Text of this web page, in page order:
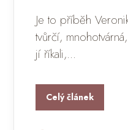
Je to příběh
tvůrčí,
jí říkali,...
Celý článek